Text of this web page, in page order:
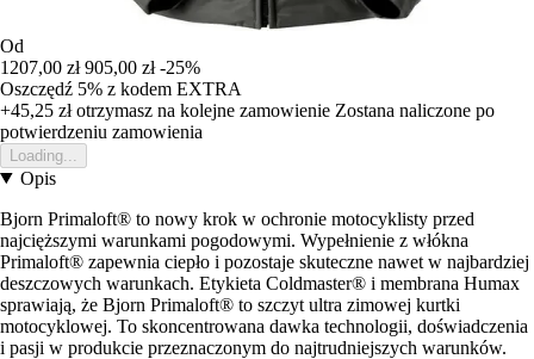
Od
1207,00 zł 905,00 zł -25%
Oszczędź 5% z kodem EXTRA
+45,25 złotrzymasz na kolejne zamowienie Zostana naliczone po
potwierdzeniu zamowienia
Loading...
Opis
Bjorn Primaloft® to nowy krok w ochronie motocyklisty przed
najcięższymi warunkami pogodowymi. Wypełnienie z włókna
Primaloft® zapewnia ciepło i pozostaje skuteczne nawet w najbardziej
deszczowych warunkach. Etykieta Coldmaster® i membrana Humax
sprawiają, że Bjorn Primaloft® to szczyt ultra zimowej kurtki
motocyklowej. To skoncentrowana dawka technologii, doświadczenia
i pasji w produkcie przeznaczonym do najtrudniejszych warunków.